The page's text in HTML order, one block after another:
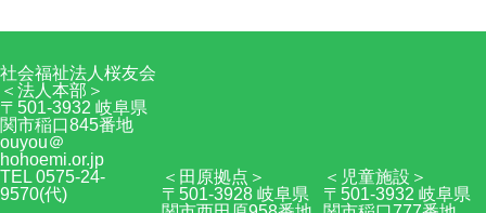
社会福祉法人桜友会
＜法人本部＞
〒501-3932 岐阜県
関市稲口845番地
ouyou＠
hohoemi.or.jp
TEL 0575-24-
9570(代)
＜田原拠点＞
〒501-3928 岐阜県
＜児童施設＞
〒501-3932 岐阜県